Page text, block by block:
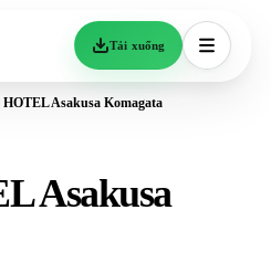
Tải xuống
Asakusa Komagata
Asakusa